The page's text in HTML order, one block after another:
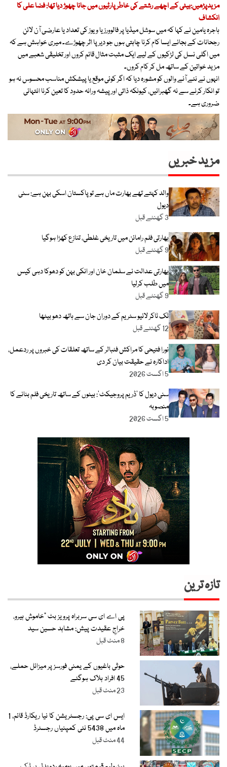
مزیدپڑھیں:بیٹی کے اچھے رشتے کی خاطر پارٹیوں میں جانا چھوڑ دیا تھا: فضا علی کا
انکشاف
ہاجرہ یامین نے کہا کہ میں سوشل میڈیا پر فالوورز یا ویوز کی تعداد یا عارضی آن لائن
رجحانات کے بجائے ایسا کام کرنا چاہتی ہوں جو دیرپا اثر چھوڑے۔ میری خواہش ہے کہ
میں اگلی نسل کی لڑکیوں کے لیے ایک مثبت مثال قائم کروں اور تخلیقی شعبے میں
مزید خواتین کے ساتھ مل کر کام کروں۔
انہوں نے نئے آنے والوں کو مشورہ دیا کہ اگر کوئی موقع یا پیشکش مناسب محسوس نہ ہو
تو انکار کرنے سے نہ گھبرائیں، کیونکہ ذاتی اور پیشہ ورانہ حدود کا تعین کرنا انتہائی
ضروری ہے۔
مزید خبریں
والد کہتے تھے بھارت ماں ہے تو پاکستان اسکی بہن ہے: سنی
دیول
3 گھنٹے قبل
بھارتی فلم رامائن میں تاریخی غلطی، تنازع کھڑا ہوگیا
9 گھنٹے قبل
بھارتی عدالت نے سلمان خان اور انکی بہن کو دھوکا دہی کیس
میں طلب کرلیا
9 گھنٹے قبل
ٹک ٹاکر لائیو سٹریم کے دوران جان سے ہاتھ دھو بیٹھا
12 گھنٹے قبل
نورا فتیحی کا مراکش فٹبالر کے ساتھ تعلقات کی خبروں پر ردعمل،
اداکارہ نے حقیقت بیان کر دی
5 اگست 2026
سنی دیول کا ’ڈریم پروجیکٹ‘: بیٹوں کے ساتھ تاریخی فلم بنانے کا
منصوبہ
5 اگست 2026
تازہ ترین
پی اے ای سی سربراہ پرویز بٹ “خاموش ہیرو،
خراجِ عقیدت پیش: مشاہد حسین سید
8 منٹ قبل
حوثی باغیوں کے یمنی فورسز پر میزائل حملے،
45 افراد ہلاک ہوگئے
23 منٹ قبل
ایس ای سی پی: رجسٹریشن کا نیا ریکارڈ قائم، 1
ماہ میں 5438 نئی کمپنیاں رجسٹرڈ
44 منٹ قبل